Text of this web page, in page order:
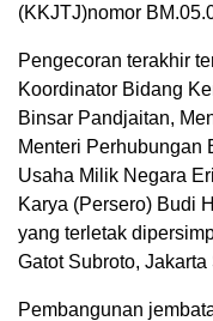
(KKJTJ)nomor
Pengecoran terakhir
Koordinator Bidang
Binsar Pandjaitan,
Menteri Perhubungan
Usaha Milik Negara
Karya (Persero) Budi
yang terletak
Gatot Subroto,
Pembangunan